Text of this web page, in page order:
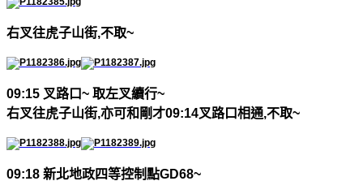
右叉往虎子山街,不取~
09:15 叉路口~ 取左叉續行~
右叉往虎子山街,亦可和剛才09:14叉路口相通,不取~
09:18 新北地政四等控制點GD68~